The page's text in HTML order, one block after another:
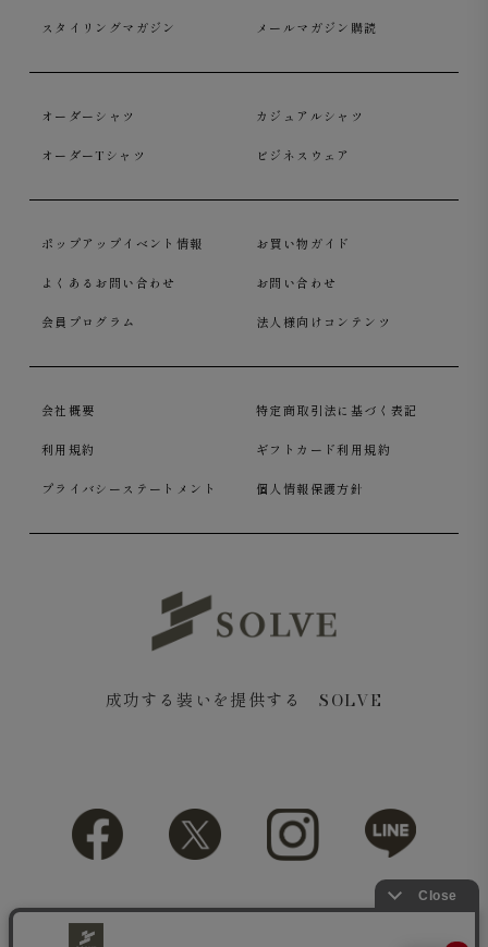
スタイリングマガジン メールマガジン購読
オーダーシャツ カジュアルシャツ
オーダーTシャツ ビジネスウェア
ポップアップイベント情報 お買い物ガイド
よくあるお問い合わせ お問い合わせ
会員プログラム 法人様向けコンテンツ
会社概要 特定商取引法に基づく表記
利用規約 ギフトカード利用規約
プライバシーステートメント 個人情報保護方針
成功する装いを提供する SOLVE